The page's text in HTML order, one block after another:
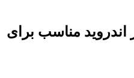
اندروید مناسب برای